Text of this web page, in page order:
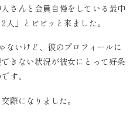
さんと会員自慢をしている最中
」とビビッと来ました。
ないけど、彼のプロフィールに
きない状況が彼女にとって好条
す。
際になりました。